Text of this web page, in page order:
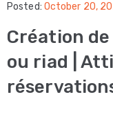
&
E-
commerce
SERVICES
Posted: October 20,
Création
ou riad |